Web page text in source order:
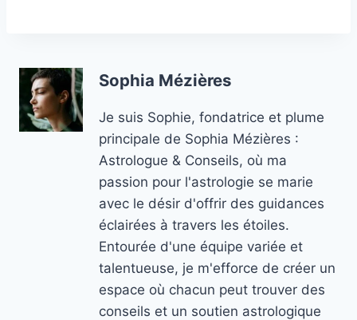
Sophia Mézières
Je suis Sophie, fondatrice et plume
principale de Sophia Mézières :
Astrologue & Conseils, où ma
passion pour l'astrologie se marie
avec le désir d'offrir des guidances
éclairées à travers les étoiles.
Entourée d'une équipe variée et
talentueuse, je m'efforce de créer un
espace où chacun peut trouver des
conseils et un soutien astrologique